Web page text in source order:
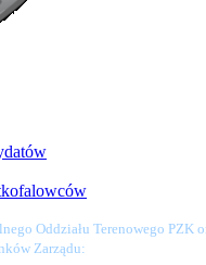
Oddziału Terenowego PZK
Zarządu: